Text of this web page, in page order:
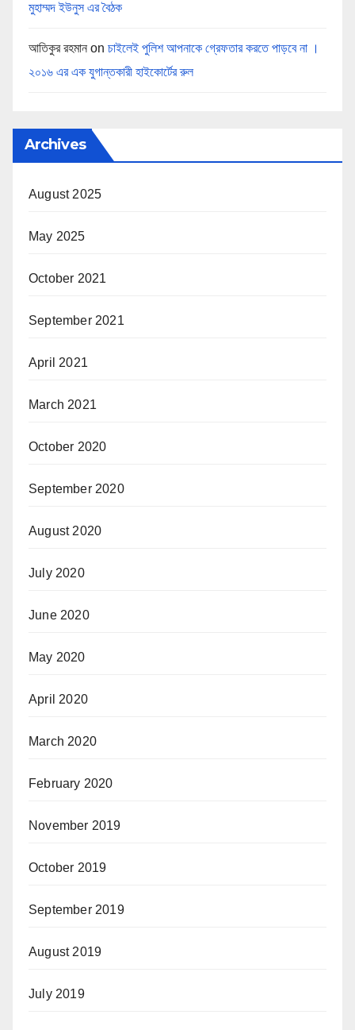
মুহাম্মদ ইউনুস এর বৈঠক
আতিকুর রহমান on চাইলেই পুলিশ আপনাকে গ্রেফতার করতে পাড়বে না ।
২০১৬ এর এক যুগান্তকারী হাইকোর্টের রুল
Archives
August 2025
May 2025
October 2021
September 2021
April 2021
March 2021
October 2020
September 2020
August 2020
July 2020
June 2020
May 2020
April 2020
March 2020
February 2020
November 2019
October 2019
September 2019
August 2019
July 2019